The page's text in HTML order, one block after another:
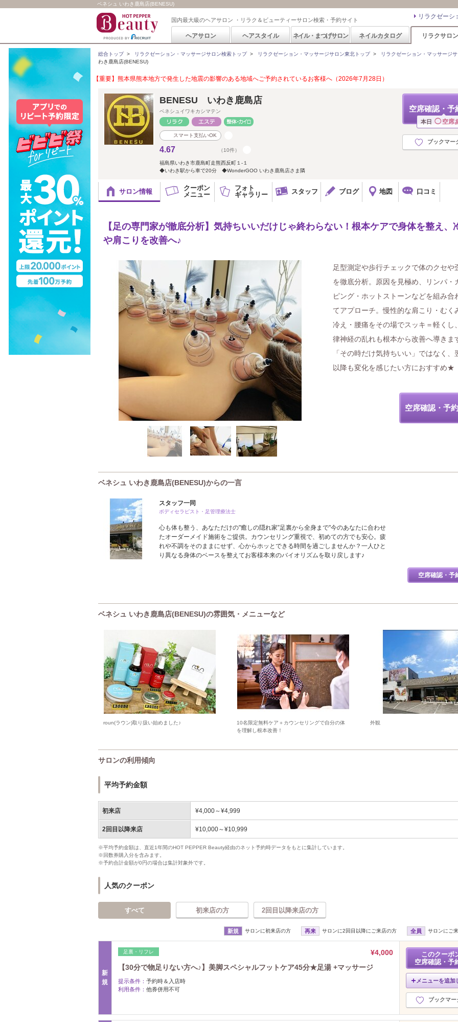
ベネシュ いわき鹿島店(BENESU)
国内最大級のヘアサロン ・リラク＆ビューティーサロン検索・予約サイト リラクゼーシ
ヘアサロン ヘアスタイル ネイル・まつげサロン ネイルカタログ リラクサロン
総合トップ> リラクゼーション・マッサージサロン検索トップ> リラクゼーション・マッサージサロン東北トップ>
リラクゼーション・マッサージ
わき鹿島店(BENESU)
【重要】熊本県熊本地方で発生した地震の影響のある地域へご予約されているお客様へ（2026年7月28日）
空席確認・予
本日 ◯ 空席
ブックマー
BENESU いわき鹿島店
ベネシュイワキカシマテン
スマート支払いOK
4.67 （10件）
福島県いわき市鹿島町走熊西反町１-１
◆いわき駅から車で20分 ◆WonderGOO いわき鹿島店さま隣
サロン情報
クーポン
メニュー
フォト
ギャラリー
スタッフ ブログ 地図 口コミ
【足の専門家が徹底分析】気持ちいいだけじゃ終わらない！根本ケアで身体を整え、
や肩こりを改善へ♪
足型測定や歩行チェックで体のクセや
を徹底分析。原因を見極め、リンパ・
ピング・ホットストーンなどを組み合
てアプローチ。慢性的な肩こり・むく
冷え・腰痛をその場でスッキ＝軽くし
律神経の乱れも根本から改善へ導きま
「その時だけ気持ちいい」ではなく、
以降も変化を感じたい方におすすめ★
空席確認・予
ベネシュ いわき鹿島店(BENESU)からの一言
スタッフ一同
ボディセラピスト・足管理療法士
心も体も整う、あなただけの"癒しの隠れ家”足裏から全身まで"今のあなたに合わせ
たオーダーメイド施術をご提供。カウンセリング重視で、初めての方でも安心。疲
れや不調をそのままにせず、心からホッとできる時間を過ごしませんか？一人ひと
り異なる身体のベースを整えてお客様本来のバイオリズムを取り戻します♪
空席確認・予
ベネシュ いわき鹿島店(BENESU)の雰囲気・メニューなど
roun(ラウン)取り扱い始めました♪
10名限定無料ケア＋カウンセリングで自分の体
を理解し根本改善！
外観
サロンの利用傾向
平均予約金額
初来店 ¥4,000～¥4,999
2回目以降来店 ¥10,000～¥10,999
※平均予約金額は、直近1年間のHOT PEPPER Beauty経由のネット予約時データをもとに集計しています。
※回数券購入分を含みます。
※予約合計金額が0円の場合は集計対象外です。
人気のクーポン
すべて 初来店の方 2回目以降来店の方
新規 サロンに初来店の方 再来 サロンに2回目以降にご来店の方 全員 サロンにご
新
規
足裏・リフレ
¥4,000
【30分で物足りない方へ♪】美脚スペシャルフットケア45分★足湯 +マッサージ
提示条件： 予約時＆入店時
利用条件： 他券併用不可
このクーポ
空席確認・予
メニューを追加
ブックマー